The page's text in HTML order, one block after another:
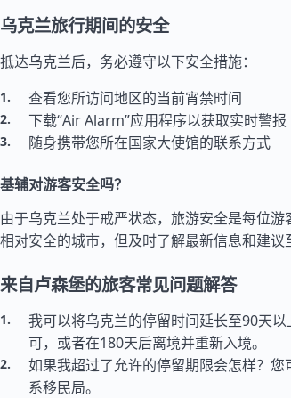
乌克兰旅行期间的安全
抵达乌克兰后，务必遵守以下安全措施：
查看您所访问地区的当前宵禁时间
下载“Air Alarm”应用程序以获取实时警报
随身携带您所在国家大使馆的联系方式
基辅对游客安全吗？
由于乌克兰处于戒严状态，旅游安全是每位
相对安全的城市，但及时了解最新信息和建议
来自卢森堡的旅客常见问题解答
我可以将乌克兰的停留时间延长至90天
可，或者在180天后离境并重新入境。
如果我超过了允许的停留期限会怎样？
系移民局。